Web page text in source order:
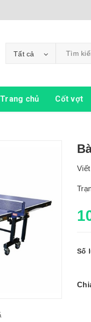
Tất cả
Trang chủ Cốt vợt
Số